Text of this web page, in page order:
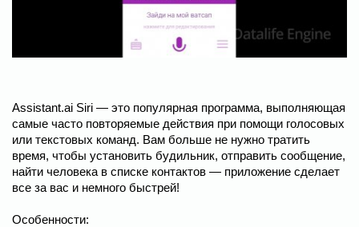
Assistant.ai Siri — это популярная программа, выполняющая
самые часто повторяемые действия при помощи голосовых
или текстовых команд. Вам больше не нужно тратить
время, чтобы установить будильник, отправить сообщение,
найти человека в списке контактов — приложение сделает
все за вас и немного быстрей!
Особенности: